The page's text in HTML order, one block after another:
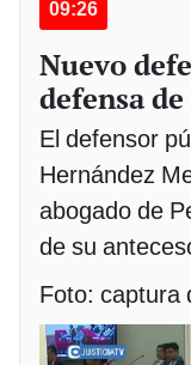
09:26
Nuevo
defensa
El defensor
Hernández
abogado de
de su
Foto: captura